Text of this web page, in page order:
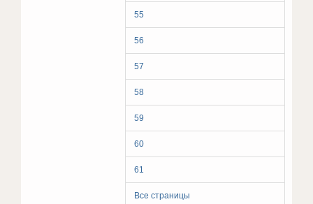
55
56
57
58
59
60
61
Все страницы